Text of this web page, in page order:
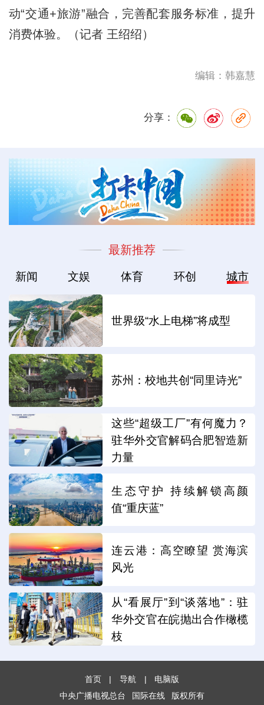
动“交通+旅游”融合，完善配套服务标准，提升
消费体验。（记者 王绍绍）
编辑：韩嘉慧
分享：
最新推荐
新闻 文娱 体育 环创 城市
世界级“水上电梯”将成型
苏州：校地共创“同里诗光”
这些“超级工厂”有何魔力？
驻华外交官解码合肥智造新
力量
生态守护 持续解锁高颜
值“重庆蓝”
连云港：高空瞭望 赏海滨
风光
从“看展厅”到“谈落地”：驻
华外交官在皖抛出合作橄榄
枝
首页 | 导航 |
电脑版
中央广播电视总台
国际在线 版权所有